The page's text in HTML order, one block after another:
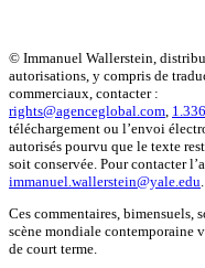
© Immanuel Wallerstein,
autorisations, y compris de
commerciaux, contacter :
rights@agenceglobal.com,
téléchargement ou l’envoi
autorisés pourvu que le texte
soit conservée. Pour contacter
immanuel.wallerstein@yale.edu.
Ces commentaires, bimensuels,
scène mondiale contemporaine
de court terme.